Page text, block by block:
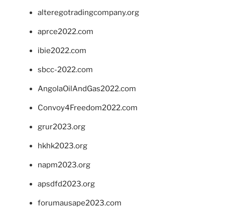
alteregotradingcompany.org
aprce2022.com
ibie2022.com
sbcc-2022.com
AngolaOilAndGas2022.com
Convoy4Freedom2022.com
grur2023.org
hkhk2023.org
napm2023.org
apsdfd2023.org
forumausape2023.com